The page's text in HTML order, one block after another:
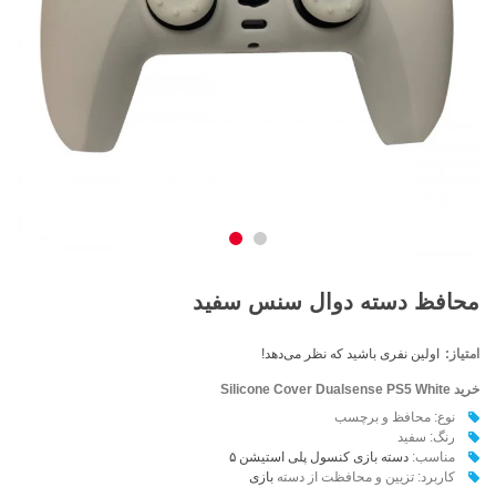
محافظ دسته دوال سنس سفید
امتیاز: اولین نفری باشید که نظر می‌دهد!
خرید Silicone Cover Dualsense PS5 White
نوع: محافظ و برچسب
رنگ: سفید
مناسب:دسته بازی کنسول پلی استیشن ۵
کاربرد:تزیین و محافظت از دسته‌بازی